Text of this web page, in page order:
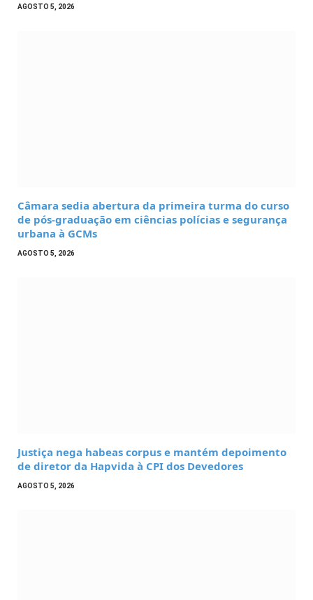
AGOSTO 5, 2026
Câmara sedia abertura da primeira turma do curso
de pós-graduação em ciências polícias e segurança
urbana à GCMs
AGOSTO 5, 2026
Justiça nega habeas corpus e mantém depoimento
de diretor da Hapvida à CPI dos Devedores
AGOSTO 5, 2026